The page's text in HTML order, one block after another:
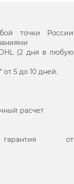
точки России
(2 дня в любую
от 5 до 10 дней.
расчет
от